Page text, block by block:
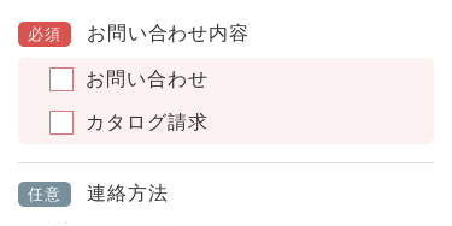
必須
お問い合わせ内容
お問い合わせ
カタログ請求
任意
連絡方法